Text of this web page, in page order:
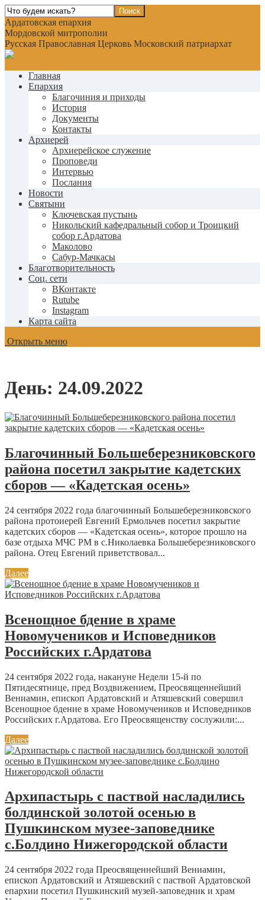
Ардатовская епархия
Мордовской митрополии
Русская Православная Церковь Московский патриархат
Главная
Епархия
Благочиния и приходы
История
Документы
Контакты
Архиерей
Архиерейское служение
Проповеди
Интервью
Послания
Новости
Святыни
Ключевская пустынь
Никольский кафедральный собор и Троицкий
собор г.Ардатова
Маколово
Сабур-Мачкасы
Благотворительность
Соц. сети
ВКонтакте
Rutube
Instagram
Карта сайта
Открыть меню
День: 24.09.2022
Благочинный Большеберезниковского
района посетил закрытие кадетских
сборов — «Кадетская осень»
24 сентября 2022 года благочинный Большеберезниковского
района протоиерей Евгений Ермольчев посетил закрытие
кадетских сборов — «Кадетская осень», которое прошло на
базе отдыха МЧС РМ в с.Николаевка Большеберезниковского
района. Отец Евгений приветствовал...
Далее
Всенощное бдение в храме
Новомучеников и Исповедников
Российских г.Ардатова
24 сентября 2022 года, накануне Недели 15-й по
Пятидесятнице, пред Воздвижением, Преосвященнейший
Вениамин, епископ Ардатовский и Атяшевский совершил
Всенощное бдение в храме Новомучеников и Исповедников
Российских г.Ардатова. Его Преосвященству сослужили:...
Далее
Архипастырь с паствой насладились
болдинской золотой осенью в
Пушкинском музее-заповеднике
с.Болдино Нижегородской области
24 сентября 2022 года Преосвященнейший Вениамин,
епископ Ардатовский и Атяшевский с паствой Ардатовской
епархии посетил Пушкинский музей-заповедник и храм